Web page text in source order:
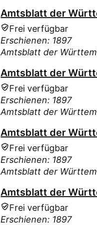
Amtsblatt der
Frei verfügbar
Erschienen: 1897
Amtsblatt der
Amtsblatt der
Frei verfügbar
Erschienen: 1897
Amtsblatt der
Amtsblatt der
Frei verfügbar
Erschienen: 1897
Amtsblatt der
Amtsblatt der
Frei verfügbar
Erschienen: 1897